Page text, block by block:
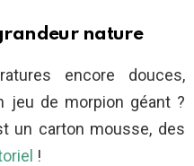
nature
encore douces,
jeu de morpion géant ?
un carton mousse, des
!